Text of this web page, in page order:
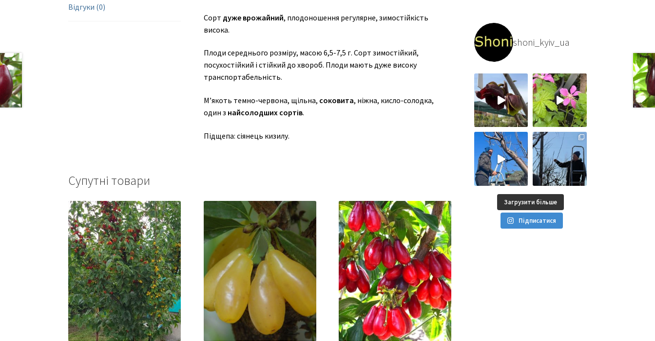
Відгуки (0)
Сорт дуже врожайний, плодоношення регулярне, зимостійкість
висока.
Плоди середнього розміру, масою 6,5-7,5 г. Сорт зимостійкий,
посухостійкий і стійкий до хвороб. Плоди мають дуже високу
транспортабельність.
М’якоть темно-червона, щільна, соковита, ніжна, кисло-солодка,
один з найсолодших сортів.
Підщепа: сіянець кизилу.
Супутні товари
shoni_kyiv_ua
Загрузити більше
Підписатися